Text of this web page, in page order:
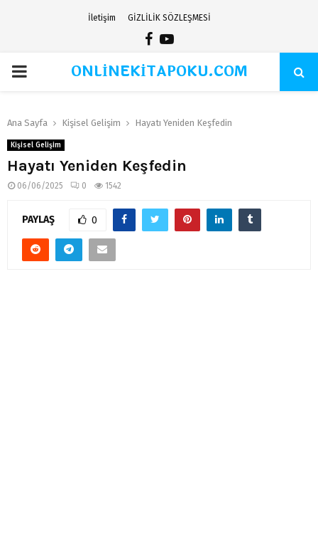
İletişim GİZLİLİK SÖZLEŞMESİ
Facebook
Youtube
PRIMARYONLİNEKİTAPOKU.COM
Ana Sayfa Kişisel Gelişim Hayatı Yeniden Keşfedin
Kişisel Gelişim
Hayatı Yeniden Keşfedin
06/06/2025 0 1542
PAYLAŞ 0